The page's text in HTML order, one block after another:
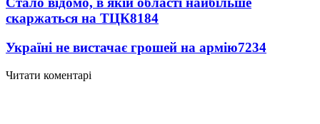
скаржаться на ТЦК8184
Україні не вистачає грошей на армію7234
Читати коментарі